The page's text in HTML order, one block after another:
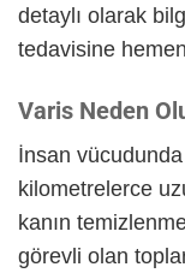
detaylı olarak
tedavisine
Varis Neden
İnsan
kilometrelerce
kanın
görevli olan